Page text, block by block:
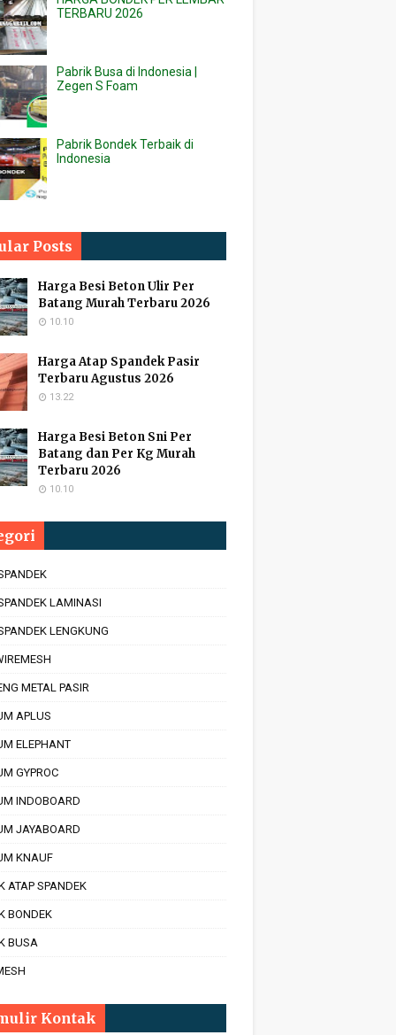
TERBARU 2026
Pabrik Busa di Indonesia |
Zegen S Foam
Pabrik Bondek Terbaik di
Indonesia
Posts
Harga Besi Beton Ulir Per
Batang Murah Terbaru 2026
10.10
Harga Atap Spandek Pasir
Terbaru Agustus 2026
13.22
Harga Besi Beton Sni Per
Batang dan Per Kg Murah
Terbaru 2026
10.10
LAMINASI
LENGKUNG
METAL PASIR
APLUS
ELEPHANT
GYPROC
INDOBOARD
JAYABOARD
KNAUF
ATAP SPANDEK
BONDEK
BUSA
Kontak